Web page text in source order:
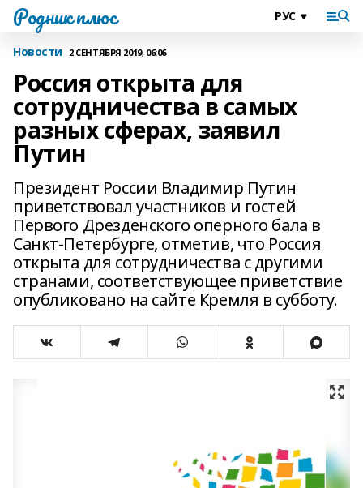
Родник плюс
Новости 2 СЕНТЯБРЯ 2019, 06:06
Россия открыта для
сотрудничества в самых
разных сферах, заявил
Путин
Президент России Владимир Путин
приветствовал участников и гостей
Первого Дрезденского оперного бала в
Санкт-Петербурге, отметив, что Россия
открыта для сотрудничества с другими
странами, соответствующее приветствие
опубликовано на сайте Кремля в субботу.